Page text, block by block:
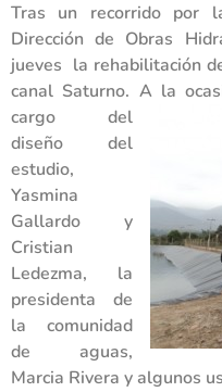
Tras un recorrido por
Dirección de Obras
jueves la rehabilitación
canal Saturno. A la
cargo del
diseño del
estudio,
Yasmina
Gallardo y
Cristian
Ledezma, la
presidenta de
la comunidad
de aguas,
Marcia Rivera y algunos